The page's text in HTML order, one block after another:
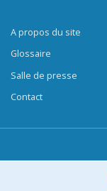
A propos du site
Glossaire
Salle de presse
Contact